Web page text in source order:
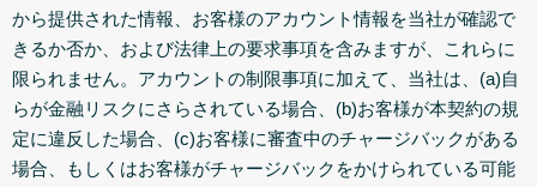
から提供された情報、お客様のアカウント情報を当社が確認で
きるか否か、および法律上の要求事項を含みますが、これらに
限られません。アカウントの制限事項に加えて、当社は、(a)自
らが金融リスクにさらされている場合、(b)お客様が本契約の規
定に違反した場合、(c)お客様に審査中のチャージバックがある
場合、もしくはお客様がチャージバックをかけられている可能